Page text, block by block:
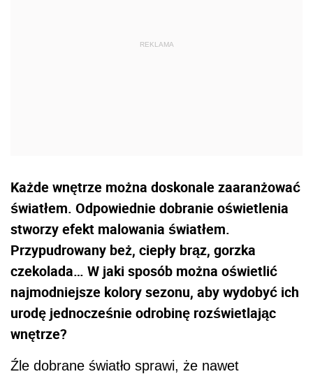
Każde wnętrze można doskonale zaaranżować
światłem. Odpowiednie dobranie oświetlenia
stworzy efekt malowania światłem.
Przypudrowany beż, ciepły brąz, gorzka
czekolada… W jaki sposób można oświetlić
najmodniejsze kolory sezonu, aby wydobyć ich
urodę jednocześnie odrobinę rozświetlając
wnętrze?
Źle dobrane światło sprawi, że nawet